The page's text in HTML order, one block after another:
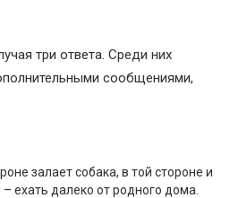
три ответа. Среди них
сообщениями,
залает собака, в той стороне и
ехать далеко от родного дома.